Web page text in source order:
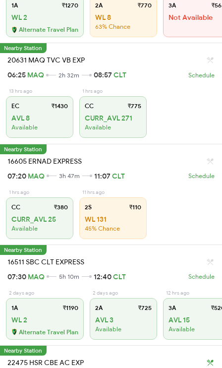
1A ₹1270
WL 2
Alternate Travel Plan
2A ₹770
WL 8
63% Chance
3A
Not Available
Nearby Station
20631 MAQ TVC VB EXP
06:25 MAQ 2h 32m 08:57CLT Schedule
13 hrs ago
EC ₹1430
AVL 8
Available
1 hrs ago
CC ₹775
CURR_AVL 271
Available
Nearby Station
16605 ERNAD EXPRESS
07:20 MAQ 3h 47m 11:07CLT Schedule
1 hrs ago
CC ₹380
CURR_AVL 25
Available
11 hrs ago
2S ₹110
WL 131
45% Chance
Nearby Station
16511 SBC CLT EXPRESS
07:30 MAQ 5h 10m 12:40CLT Schedule
2 days ago
1A ₹1190
WL 2
Alternate Travel Plan
2 days ago
2A ₹725
AVL 3
Available
12 hrs ago
3A
AVL 15
Available
Nearby Station
22475 HSR CBE AC EXP